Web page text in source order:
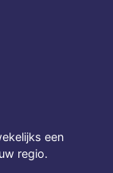
een
regio.